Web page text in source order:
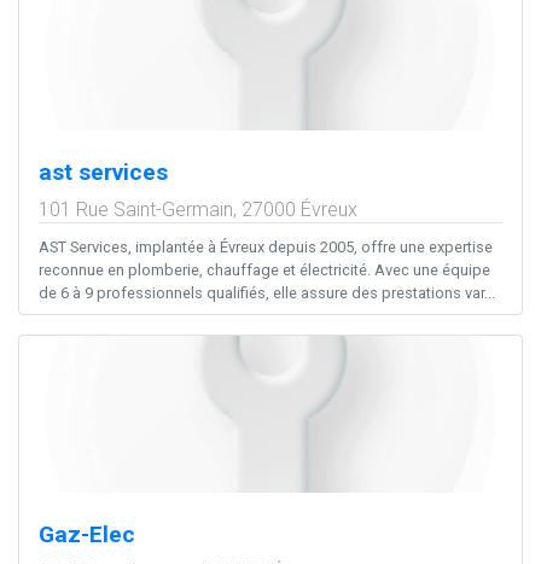
ast services
101 Rue Saint-Germain, 27000 Évreux
AST Services, implantée à Évreux depuis 2005, offre une expertise
reconnue en plomberie, chauffage et électricité. Avec une équipe
de 6 à 9 professionnels qualifiés, elle assure des prestations var...
Gaz-Elec